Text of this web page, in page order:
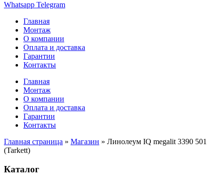
Whatsapp Telegram
Главная
Монтаж
О компании
Оплата и доставка
Гарантии
Контакты
Главная
Монтаж
О компании
Оплата и доставка
Гарантии
Контакты
Главная страница » Магазин » Линолеум IQ megalit 3390 501
(Tarkett)
Каталог